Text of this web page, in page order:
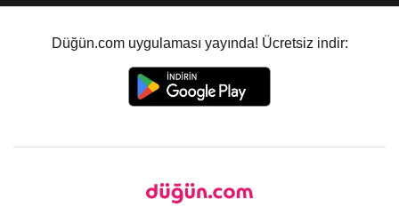
Düğün.com uygulaması yayında! Ücretsiz indir: